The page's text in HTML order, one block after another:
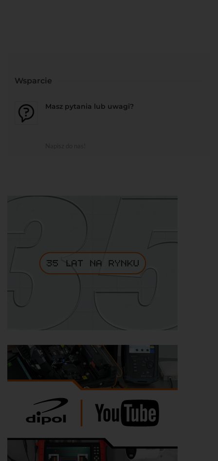
Wsparcie
Masz pytania lub uwagi?